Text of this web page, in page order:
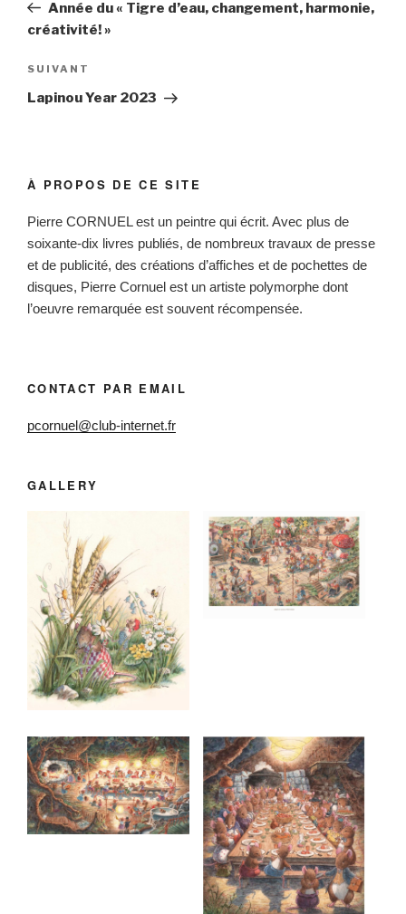
Année du « Tigre d’eau, changement, harmonie,
créativité! »
SUIVANT
Lapinou Year 2023
À PROPOS DE CE SITE
Pierre CORNUEL est un peintre qui écrit. Avec plus de
soixante-dix livres publiés, de nombreux travaux de presse
et de publicité, des créations d’affiches et de pochettes de
disques, Pierre Cornuel est un artiste polymorphe dont
l’oeuvre remarquée est souvent récompensée.
CONTACT PAR EMAIL
pcornuel@club-internet.fr
GALLERY